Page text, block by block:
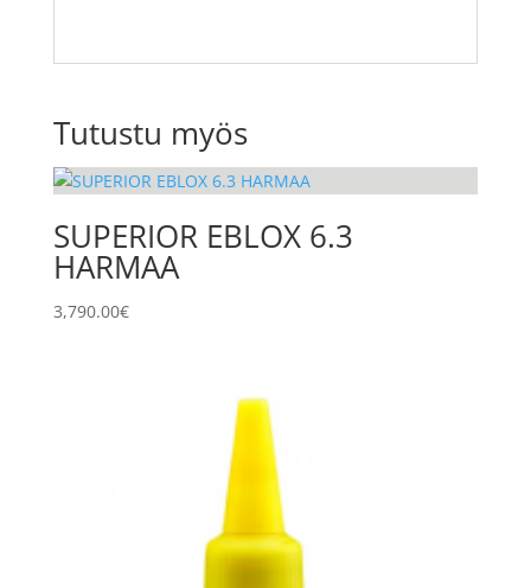
Tutustu myös
SUPERIOR EBLOX 6.3
HARMAA
3,790.00€